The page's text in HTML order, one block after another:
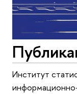
Институт